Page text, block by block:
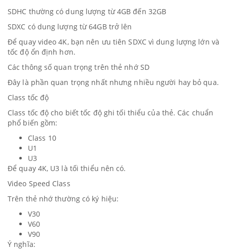
SDHC thường có dung lượng từ 4GB đến 32GB
SDXC có dung lượng từ 64GB trở lên
Để quay video 4K, bạn nên ưu tiên SDXC vì dung lượng lớn và
tốc độ ổn định hơn.
Các thông số quan trọng trên thẻ nhớ SD
Đây là phần quan trọng nhất nhưng nhiều người hay bỏ qua.
Class tốc độ
Class tốc độ cho biết tốc độ ghi tối thiểu của thẻ. Các chuẩn
phổ biến gồm:
Class 10
U1
U3
Để quay 4K, U3 là tối thiểu nên có.
Video Speed Class
Trên thẻ nhớ thường có ký hiệu:
V30
V60
V90
Ý nghĩa: